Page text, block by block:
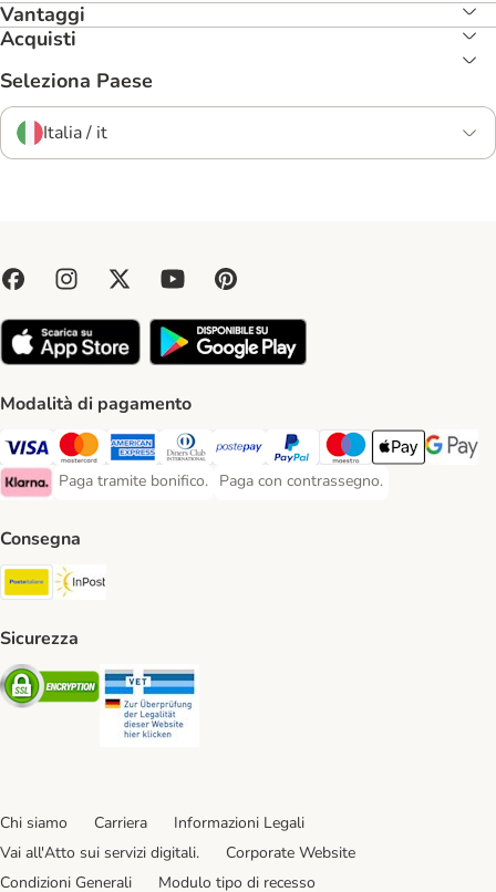
Vantaggi
Acquisti
Seleziona Paese
Italia / it
Modalità di pagamento
Paga con Visa. Payment Method
Paga con Mastercard. Payment Method
Paga con American Express. Payment Method
Paga con Diners Club. Payment Method
Paga con Postepay. Payment Method
Paga con PayPal. Payment
Paga con Maestro.
Apple PayGoogle
Klarna Payment Method
Paga tramite bonifico.
Paga tramite bonifico. Payment Method
Paga con contrassegno.
Paga con contrassegno. Payment
Consegna
Poste Italiane. Shipping Method
Sicurezza
Security
Chi siamo Carriera
Informazioni Legali
Vai all'Atto sui servizi digitali.
Corporate Website
Condizioni Generali
Modulo tipo di recesso